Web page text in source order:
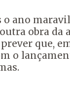
o ano
obra da
que,
o